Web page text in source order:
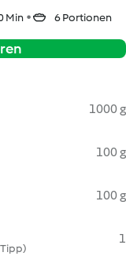
Min 6 Portionen
1000 g
100 g
100 g
1